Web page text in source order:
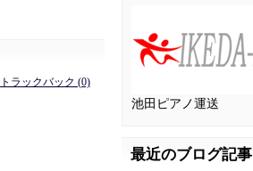
トラックバック (0)
池田ピアノ運送
最近のブログ記事